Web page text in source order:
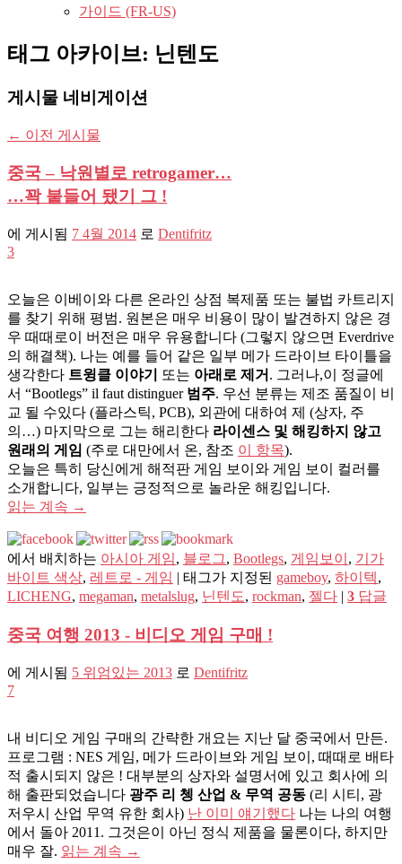
가이드 (FR-US)
태그 아카이브: 닌텐도
게시물 네비게이션
← 이전 게시물
중국 – 낙원별로 retrogamer…
…꽉 붙들어 됐기 그 !
에 게시됨 7 4월 2014 로 Dentifritz
3
오늘은 이베이와 다른 온라인 상점 복제품 또는 불법 카트리지
를 찾기 위해 평범. 원본은 매우 비용이 많이 발견하지 않은 경
우 때때로이 버전은 매우 유용합니다 (그렇지 않으면 Everdrive
의 해결책). 나는 예를 들어 같은 일부 메가 드라이브 타이틀을
생각한다 트윙클 이야기 또는 아래로 제거 . 그러나,이 정글에
서 “Bootlegs” il faut distinguer 범주. 우선 분류는 제조 품질이 비
교 될 수있다 (플라스틱, PCB), 외관에 대하여 제 (상자, 주
의…) 마지막으로 그는 해리한다 라이센스 및 해킹하지 않고
원래의 게임 (주로 대만에서 온, 참조 이 항목).
오늘은 특히 당신에게 해적판 게임 보이와 게임 보이 컬러를
소개합니다, 일부는 긍정적으로 놀라운 해킹입니다.
읽는 계속 →
에서 배치하는 아시아 게임, 블로그, Bootlegs, 게임보이 , 기가
바이트 색상, 레트로 - 게임 | 태그가 지정된 gameboy, 하이텍,
LICHENG, megaman, metalslug, 닌텐도, rockman, 젤다 | 3 답글
중국 여행 2013 - 비디오 게임 구매 !
에 게시됨 5 위엄있는 2013 로 Dentifritz
7
내 비디오 게임 구매의 간략한 개요는 지난 달 중국에서 만든.
프로그램 : NES 게임, 메가 드라이브와 게임 보이, 때때로 배타
적 출시되지 않은 ! 대부분의 상자와 설명서에 있고 회사에 의
해 출판되었습니다 광주 리 쳉 산업 & 무역 공동 (리 시티, 광
저우시 산업 무역 유한 회사) 난 이미 얘기했다 나는 나의 여행
에서 돌아 2011. 그것은이 아닌 정식 제품을 물론이다, 하지만
매우 잘. 읽는 계속 →